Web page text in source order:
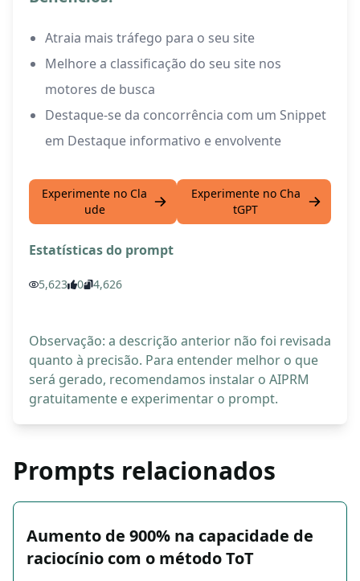
Atraia mais tráfego para o seu site
Melhore a classificação do seu site nos
motores de busca
Destaque-se da concorrência com um Snippet
em Destaque informativo e envolvente
Experimente no Cla
ude
Experimente no Cha
tGPT
Estatísticas do prompt
5,623 0 4,626
Observação: a descrição anterior não foi revisada
quanto à precisão. Para entender melhor o que
será gerado, recomendamos instalar o AIPRM
gratuitamente e experimentar o prompt.
Prompts relacionados
Aumento de 900% na capacidade de
raciocínio com o método ToT